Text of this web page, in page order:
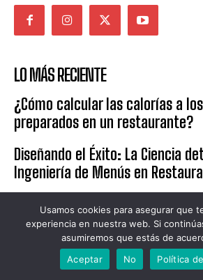
LO MÁS RECIENTE
¿Cómo calcular las calorías a
preparados en un restaurante?
Diseñando el Éxito: La Ciencia
Ingeniería de Menús en
El modelo EOQ para inventarios
¿Cuán factible es?
Usamos cookies para asegurar que
experiencia en nuestra web. Si
asumiremos que estás de
Aceptar
No Política